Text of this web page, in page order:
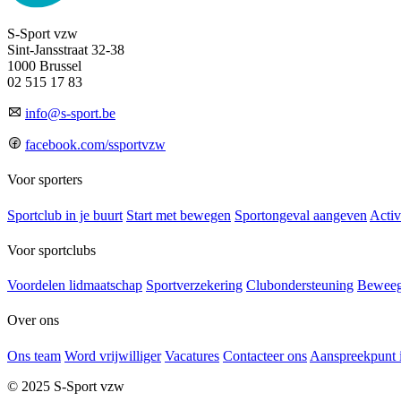
S-Sport vzw
Sint-Jansstraat 32-38
1000 Brussel
02 515 17 83
info@s-sport.be
facebook.com/ssportvzw
Voor sporters
Sportclub in je buurt Start met bewegen Sportongeval aangeven
Voor sportclubs
Voordelen lidmaatschap Sportverzekering Clubondersteuning
Over ons
Ons team Word vrijwilliger Vacatures Contacteer ons Aanspreekpunt
© 2025 S-Sport vzw